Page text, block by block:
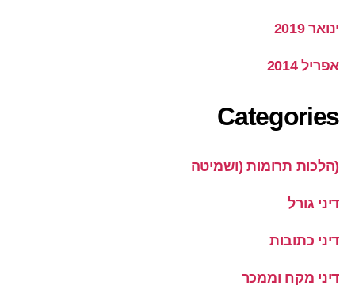
ינואר 2019
אפריל 2014
Categories
(הלכות תרומות (ושמיטה
דיני גורל
דיני כתובות
דיני מקח וממכר